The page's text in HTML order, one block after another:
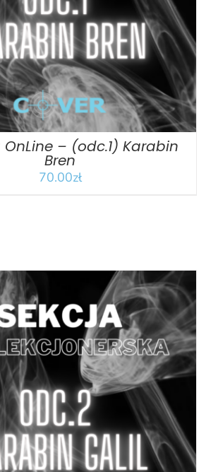
OnLine – (odc.1) Karabin
Bren
70.00zł
DO KOSZYKA / SZCZEGÓŁY